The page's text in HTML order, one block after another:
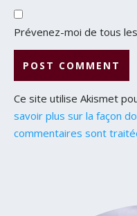
Prévenez-moi de tous
Ce site utilise Akismet
savoir plus sur la façon
commentaires sont